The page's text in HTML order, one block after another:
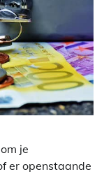
je
er openstaande